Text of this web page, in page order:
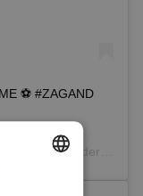
⚽️ #ZAGAND
(@rscanderlecht) le